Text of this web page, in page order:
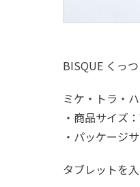
BISQUE くっ
ミケ・トラ・
・商品サイズ
・パッケージ
タブレットを